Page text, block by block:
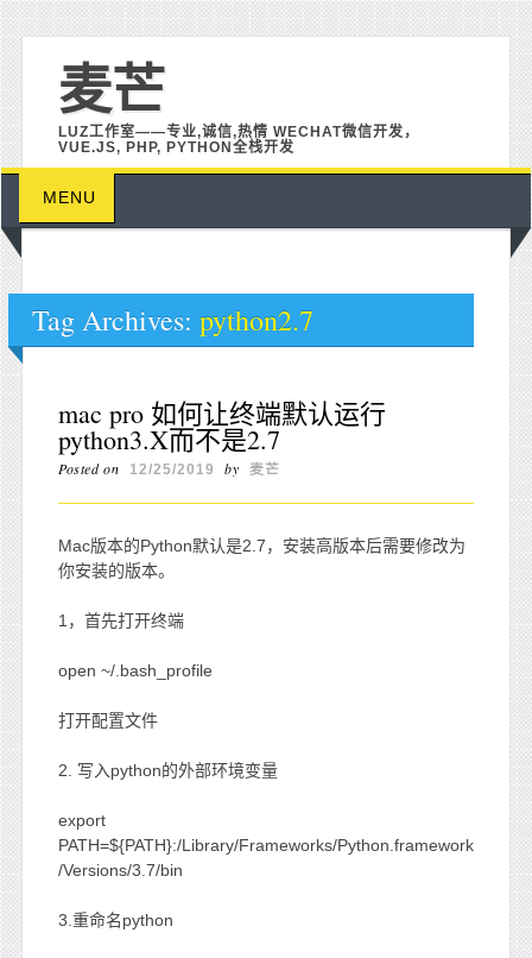
麦芒
LUZ工作室——专业,诚信,热情 WECHAT微信开发，
VUE.JS, PHP, PYTHON全栈开发
Main menu
Skip to content
MENU
Tag Archives: python2.7
mac pro 如何让终端默认运行
python3.X而不是2.7
Posted on 12/25/2019 by 麦芒
Mac版本的Python默认是2.7，安装高版本后需要修改为
你安装的版本。
1，首先打开终端
open ~/.bash_profile
打开配置文件
2. 写入python的外部环境变量
export
PATH=${PATH}:/Library/Frameworks/Python.framework
/Versions/3.7/bin
3.重命名python